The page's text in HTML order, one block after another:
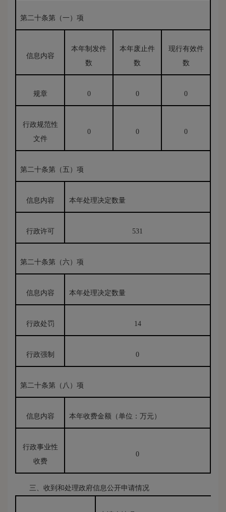
第二十条第（一）项
信息内容
本年制发件
数
本年废止件
数
现行有效件
数
规章 0 0 0
行政规范性
文件
0 0 0
第二十条第（五）项
信息内容 本年处理决定数量
行政许可 531
第二十条第（六）项
信息内容 本年处理决定数量
行政处罚 14
行政强制 0
第二十条第（八）项
信息内容 本年收费金额（单位：万元）
行政事业性
收费
0
三、收到和处理政府信息公开申请情况